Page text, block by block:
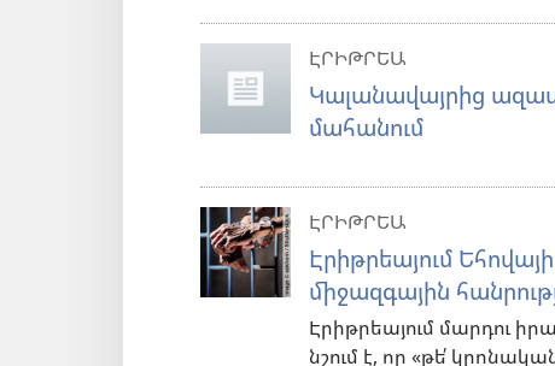
ԷՐԻԹՐԵԱ
Կալանավայրից
մահանում
ԷՐԻԹՐԵԱ
Էրիթրեայում
միջազգային
Էրիթրեայում մարդու
նշում է, որ «թե՛